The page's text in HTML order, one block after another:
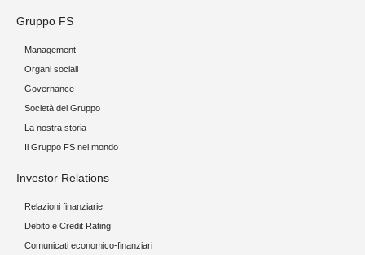
Gruppo FS
Management
Organi sociali
Governance
Società del Gruppo
La nostra storia
Il Gruppo FS nel mondo
Investor Relations
Relazioni finanziarie
Debito e Credit Rating
Comunicati economico-finanziari